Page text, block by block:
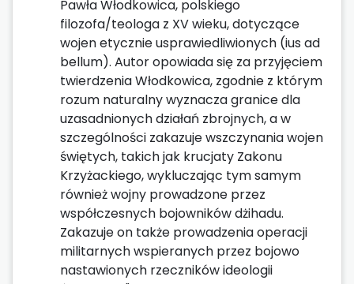
Pawła Włodkowica, polskiego
filozofa/teologa z XV wieku, dotyczące
wojen etycznie usprawiedliwionych (ius ad
bellum). Autor opowiada się za przyjęciem
twierdzenia Włodkowica, zgodnie z którym
rozum naturalny wyznacza granice dla
uzasadnionych działań zbrojnych, a w
szczególności zakazuje wszczynania wojen
świętych, takich jak krucjaty Zakonu
Krzyżackiego, wykluczając tym samym
również wojny prowadzone przez
współczesnych bojowników dżihadu.
Zakazuje on także prowadzenia operacji
militarnych wspieranych przez bojowo
nastawionych rzeczników ideologii